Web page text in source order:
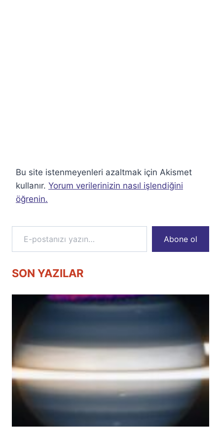
Bu site istenmeyenleri azaltmak için Akismet
kullanır. Yorum verilerinizin nasıl işlendiğini
öğrenin.
E-postanızı yazın…
Abone ol
SON YAZILAR